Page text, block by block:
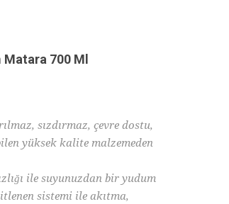
700 Ml
sızdırmaz, çevre dostu,
yüksek kalite malzemeden
ile suyunuzdan bir yudum
sistemi ile akıtma,